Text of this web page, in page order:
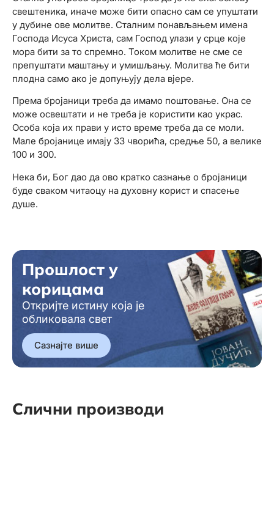
свештеника, иначе може бити опасно сам се упуштати
у дубине ове молитве. Сталним понављањем имена
Господа Исуса Христа, сам Господ улази у срце које
мора бити за то спремно. Током молитве не сме се
препуштати маштању и умишљању. Молитва ће бити
плодна само ако је допуњују дела вјере.
Према бројаници треба да имамо поштовање. Она се
може освештати и не треба је користити као украс.
Особа која их прави у исто време треба да се моли.
Мале бројанице имају 33 чворића, средње 50, а велике
100 и 300.
Нека би, Бог дао да ово кратко сазнање о бројаници
буде сваком читаоцу на духовну корист и спасење
душе.
Прошлост у
корицама
Откријте истину која је
обликовала свет
Сазнајте више
Слични производи